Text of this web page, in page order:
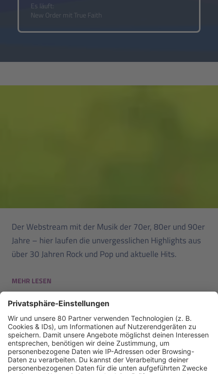
Es läuft:
New Order mit True Faith
Der Webstream mit der Musik der 70er, 80er und 90er
Jahre – hier laufen die unvergesslichen Highlights aus
über 30 Jahren Rock und Pop und aktuelle Hits.
MEHR LESEN